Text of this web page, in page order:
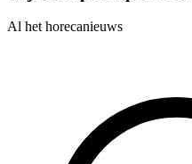
Al het horecanieuws